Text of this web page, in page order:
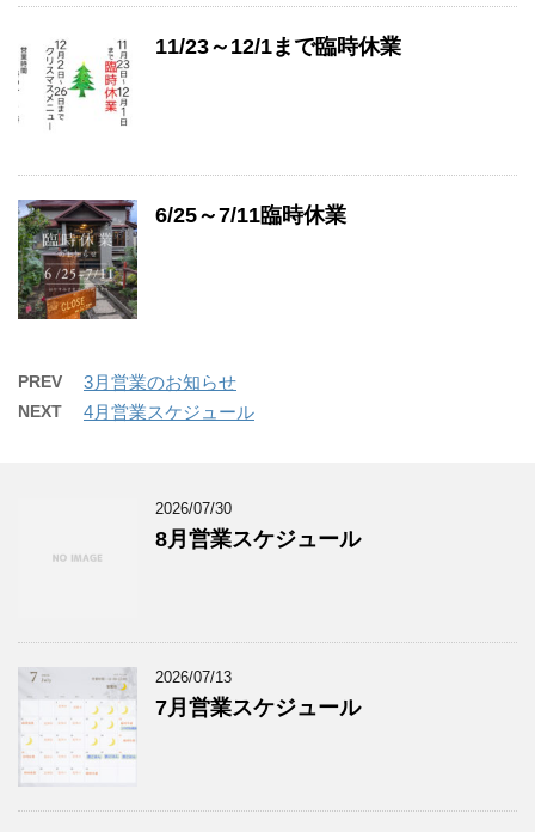
11/23～12/1まで臨時休業
6/25～7/11臨時休業
PREV 3月営業のお知らせ
NEXT 4月営業スケジュール
2026/07/30
8月営業スケジュール
2026/07/13
7月営業スケジュール